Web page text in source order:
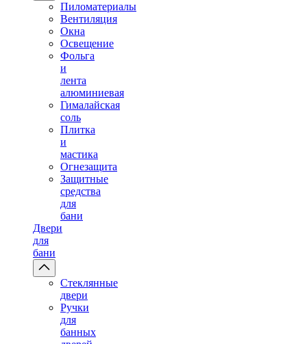
Пиломатериалы
Вентиляция
Окна
Освещение
Фольга
и
лента
алюминиевая
Гималайская
соль
Плитка
и
мастика
Огнезащита
Защитные
средства
для
бани
Двери
для
бани
Стеклянные
двери
Ручки
для
банных